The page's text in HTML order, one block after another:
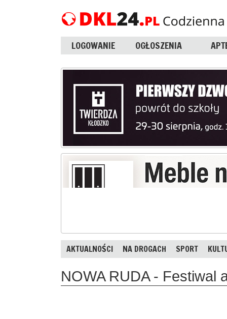
LOGOWANIE OGŁOSZENIA
AKTUALNOŚCI NA DROGACH SPORT
NOWA RUDA - Festiwal